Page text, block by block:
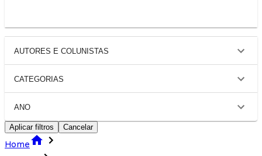
AUTORES E COLUNISTAS
CATEGORIAS
ANO
Aplicar filtros Cancelar
Home